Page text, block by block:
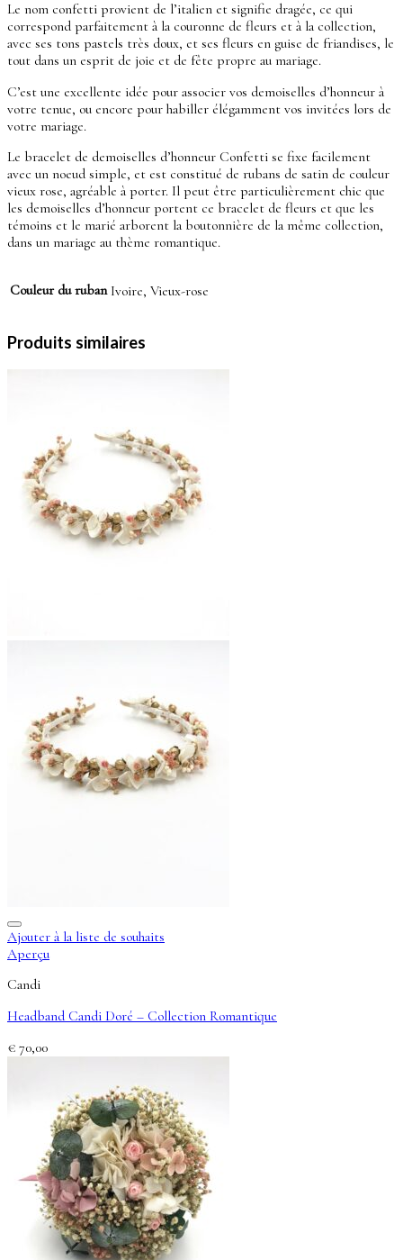
Le nom confetti provient de l’italien et signifie dragée, ce qui
correspond parfaitement à la couronne de fleurs et à la collection,
avec ses tons pastels très doux, et ses fleurs en guise de friandises, le
tout dans un esprit de joie et de fête propre au mariage.
C’est une excellente idée pour associer vos demoiselles d’honneur à
votre tenue, ou encore pour habiller élégamment vos invitées lors de
votre mariage.
Le bracelet de demoiselles d’honneur Confetti se fixe facilement
avec un noeud simple, et est constitué de rubans de satin de couleur
vieux rose, agréable à porter. Il peut être particulièrement chic que
les demoiselles d’honneur portent ce bracelet de fleurs et que les
témoins et le marié arborent la boutonnière de la même collection,
dans un mariage au thème romantique.
Couleur du ruban Ivoire, Vieux-rose
Produits similaires
Ajouter à la liste de souhaits
Aperçu
Candi
Headband Candi Doré – Collection Romantique
€ 70,00